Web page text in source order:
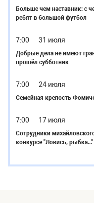
Больше чем наставник: с
ребят в большой футбол
7:00 31 июля
Добрые дела не имеют
прошёл субботник
7:00 24 июля
Семейная крепость
7:00 17 июля
Сотрудники
конкурсе "Ловись, рыбка..."